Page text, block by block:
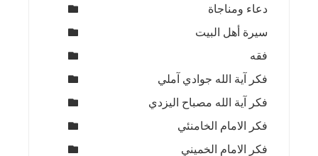
دعاء ومناجاة
سيرة أهل البيت
فقه
فكر آية الله جوادي آملي
فكر آية الله مصباح اليزدي
فكر الامام الخامنئي
فكر الامام الخميني